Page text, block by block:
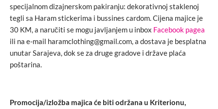
specijalnom dizajnerskom pakiranju: dekorativnoj staklenoj
tegli sa Haram stickerima i bussines cardom. Cijena majice je
30 KM, a naručiti se mogu javljanjem u inbox Facebook pagea
ili na e-mail haramclothing@gmail.com, a dostava je besplatna
unutar Sarajeva, dok se za druge gradove i države plaća
poštarina.
Promocija/izložba majica će biti održana u Kriterionu,